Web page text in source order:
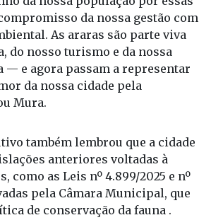
Esse reconhecimento legal
da nossa população por essas
da nossa gestão com
As araras são parte viva
do nosso turismo e da nossa
— e agora passam a representar
da nossa cidade pela
também lembrou que a cidade
anteriores voltadas à
como as Leis nº 4.899/2025 e nº